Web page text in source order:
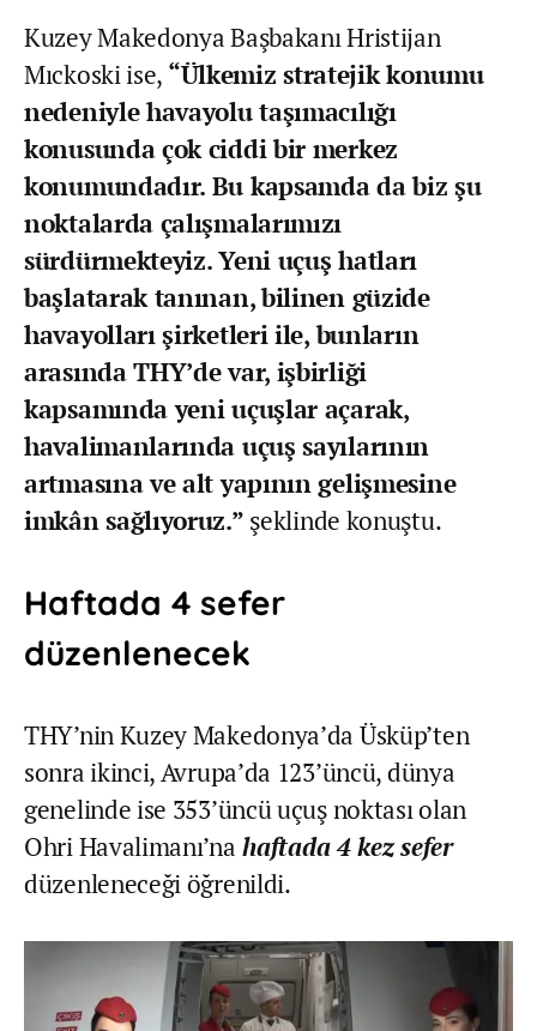
Kuzey Makedonya Başbakanı Hristijan
Mıckoski ise, “Ülkemiz stratejik konumu
nedeniyle havayolu taşımacılığı
konusunda çok ciddi bir merkez
konumundadır. Bu kapsamda da biz şu
noktalarda çalışmalarımızı
sürdürmekteyiz. Yeni uçuş hatları
başlatarak tanınan, bilinen güzide
havayolları şirketleri ile, bunların
arasında THY’de var, işbirliği
kapsamında yeni uçuşlar açarak,
havalimanlarında uçuş sayılarının
artmasına ve alt yapının gelişmesine
imkân sağlıyoruz.” şeklinde konuştu.
Haftada 4 sefer
düzenlenecek
THY’nin Kuzey Makedonya’da Üsküp’ten
sonra ikinci, Avrupa’da 123’üncü, dünya
genelinde ise 353’üncü uçuş noktası olan
Ohri Havalimanı’na haftada 4 kez sefer
düzenleneceği öğrenildi.